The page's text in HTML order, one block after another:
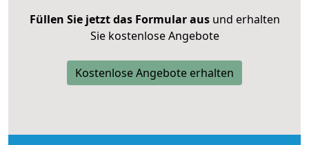
Füllen Sie jetzt das Formular ausund erhalten
Sie kostenlose Angebote
Kostenlose Angebote erhalten